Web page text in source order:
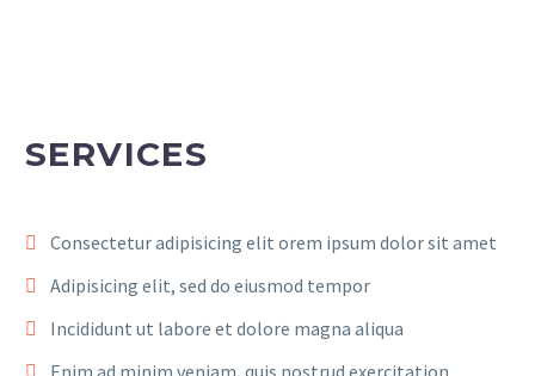
SERVICES
Consectetur adipisicing elit orem ipsum dolor sit amet
Adipisicing elit, sed do eiusmod tempor
Incididunt ut labore et dolore magna aliqua